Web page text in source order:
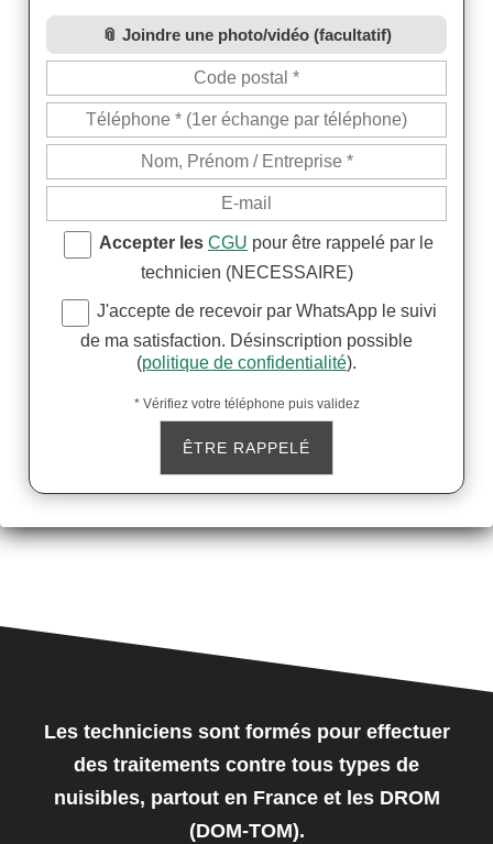
Joindre une photo/vidéo (facultatif)
Accepter les CGU pour être rappelé par le
technicien (NECESSAIRE)
J'accepte de recevoir par WhatsApp le suivi
de ma satisfaction. Désinscription possible
(politique de confidentialité).
* Vérifiez votre téléphone puis validez
Les techniciens sont formés pour effectuer
des traitements contre tous types de
nuisibles, partout en France et les DROM
(DOM-TOM).